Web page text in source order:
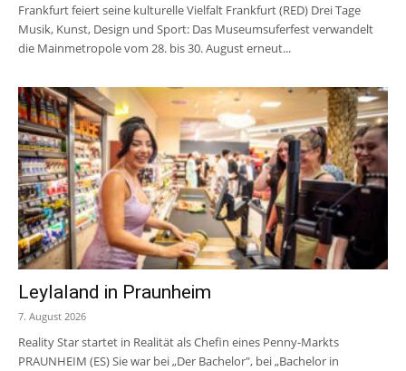
Frankfurt feiert seine kulturelle Vielfalt Frankfurt (RED) Drei Tage
Musik, Kunst, Design und Sport: Das Museumsuferfest verwandelt
die Mainmetropole vom 28. bis 30. August erneut...
Leylaland in Praunheim
7. August 2026
Reality Star startet in Realität als Chefin eines Penny-Markts
PRAUNHEIM (ES) Sie war bei „Der Bachelor", bei „Bachelor in